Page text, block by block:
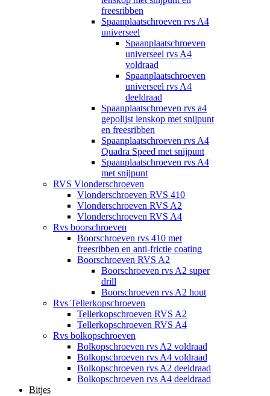
freesribben
Spaanplaatschroeven rvs A4
universeel
Spaanplaatschroeven
universeel rvs A4
voldraad
Spaanplaatschroeven
universeel rvs A4
deeldraad
Spaanplaatschroeven rvs a4
gepolijst lenskop met snijpunt
en freesribben
Spaanplaatschroeven rvs A4
Quadra Speed met snijpunt
Spaanplaatschroeven rvs A4
met snijpunt
RVS Vlonderschroeven
Vlonderschroeven RVS 410
Vlonderschroeven RVS A2
Vlonderschroeven RVS A4
Rvs boorschroeven
Boorschroeven rvs 410 met
freesribben en anti-frictie coating
Boorschroeven RVS A2
Boorschroeven rvs A2 super
drill
Boorschroeven rvs A2 hout
Rvs Tellerkopschroeven
Tellerkopschroeven RVS A2
Tellerkopschroeven RVS A4
Rvs bolkopschroeven
Bolkopschroeven rvs A2 voldraad
Bolkopschroeven rvs A4 voldraad
Bolkopschroeven rvs A2 deeldraad
Bolkopschroeven rvs A4 deeldraad
Bitjes